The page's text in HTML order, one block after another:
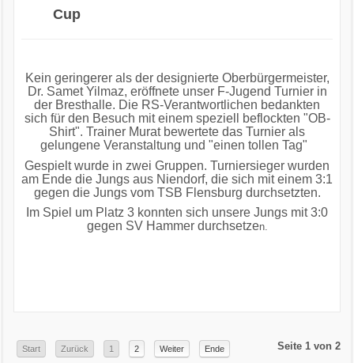
Cup
Kein geringerer als der designierte Oberbürgermeister,
Dr. Samet Yilmaz, eröffnete unser F-Jugend Turnier in
der Bresthalle. Die RS-Verantwortlichen bedankten
sich für den Besuch mit einem speziell beflockten "OB-
Shirt". Trainer Murat bewertete das Turnier als
gelungene Veranstaltung und "einen tollen Tag"
Gespielt wurde in zwei Gruppen. Turniersieger wurden
am Ende die Jungs aus Niendorf, die sich mit einem 3:1
gegen die Jungs vom TSB Flensburg durchsetzten.
Im Spiel um Platz 3 konnten sich unsere Jungs mit 3:0
gegen SV Hammer durchsetzen.
Seite 1 von 2
Start Zurück 1 2 Weiter Ende